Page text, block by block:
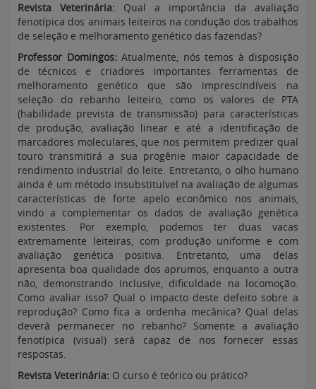
Revista Veterinária:
Qual a importância da avaliação
fenotípica dos animais leiteiros na condução dos trabalhos
de seleção e melhoramento genético das fazendas?
Professor Domingos: Atualmente, nós temos à disposição
de técnicos e criadores importantes ferramentas de
melhoramento genético que são imprescindíveis na
seleção do rebanho leiteiro, como os valores de PTA
(habilidade prevista de transmissão) para características
de produção, avaliação linear e até a identificação de
marcadores moleculares, que nos permitem predizer qual
touro transmitirá a sua progênie maior capacidade de
rendimento industrial do leite. Entretanto, o olho humano
ainda é um método insubstituível na avaliação de algumas
características de forte apelo econômico nos animais,
vindo a complementar os dados de avaliação genética
existentes. Por exemplo, podemos ter duas vacas
extremamente leiteiras, com produção uniforme e com
avaliação genética positiva. Entretanto, uma delas
apresenta boa qualidade dos aprumos, enquanto a outra
não, demonstrando inclusive, dificuldade na locomoção.
Como avaliar isso? Qual o impacto deste defeito sobre a
reprodução? Como fica a ordenha mecânica? Qual delas
deverá permanecer no rebanho? Somente a avaliação
fenotípica (visual) será capaz de nos fornecer essas
respostas.
Revista Veterinária: O curso é teórico ou prático?